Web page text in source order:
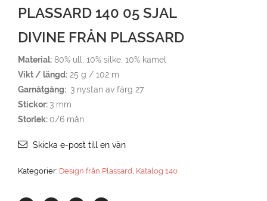
PLASSARD 140 05 SJAL
DIVINE FRÅN PLASSARD
Material: 80% ull, 10% silke, 10% kamel
Vikt / längd: 25 g / 102 m
Garnåtgång: 3 nystan av färg 27
Stickor: 3 mm
Storlek:0/6 mån
Skicka e-post till en vän
Kategorier: Design från Plassard Katalog 140